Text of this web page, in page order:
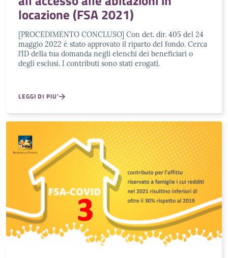
locazione (FSA 2021)
[PROCEDIMENTO CONCLUSO] Con det. dir. 405 del 24
maggio 2022 è stato approvato il riparto del fondo. Cerca
l’ID della tua domanda negli elenchi dei beneficiari o
degli esclusi. I contributi sono stati erogati.
LEGGI DI PIU'